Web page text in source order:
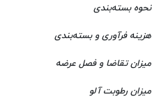
نحوه بسته‌بندی
هزینه فرآوری و بسته‌بندی
میزان تقاضا و فصل عرضه
میزان رطوبت آلو